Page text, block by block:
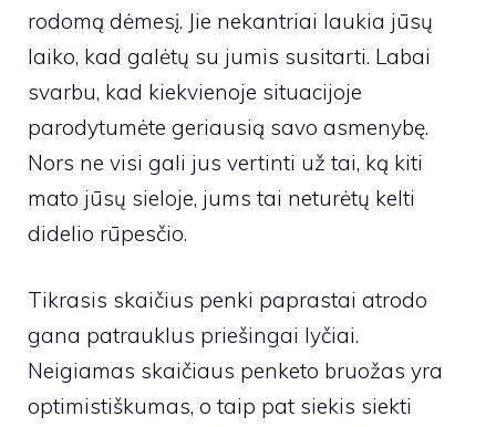
rodomą dėmesį. Jie nekantriai laukia jūsų
laiko, kad galėtų su jumis susitarti. Labai
svarbu, kad kiekvienoje situacijoje
parodytumėte geriausią savo asmenybę.
Nors ne visi gali jus vertinti už tai, ką kiti
mato jūsų sieloje, jums tai neturėtų kelti
didelio rūpesčio.
Tikrasis skaičius penki paprastai atrodo
gana patrauklus priešingai lyčiai.
Neigiamas skaičiaus penketo bruožas yra
optimistiškumas, o taip pat siekis siekti